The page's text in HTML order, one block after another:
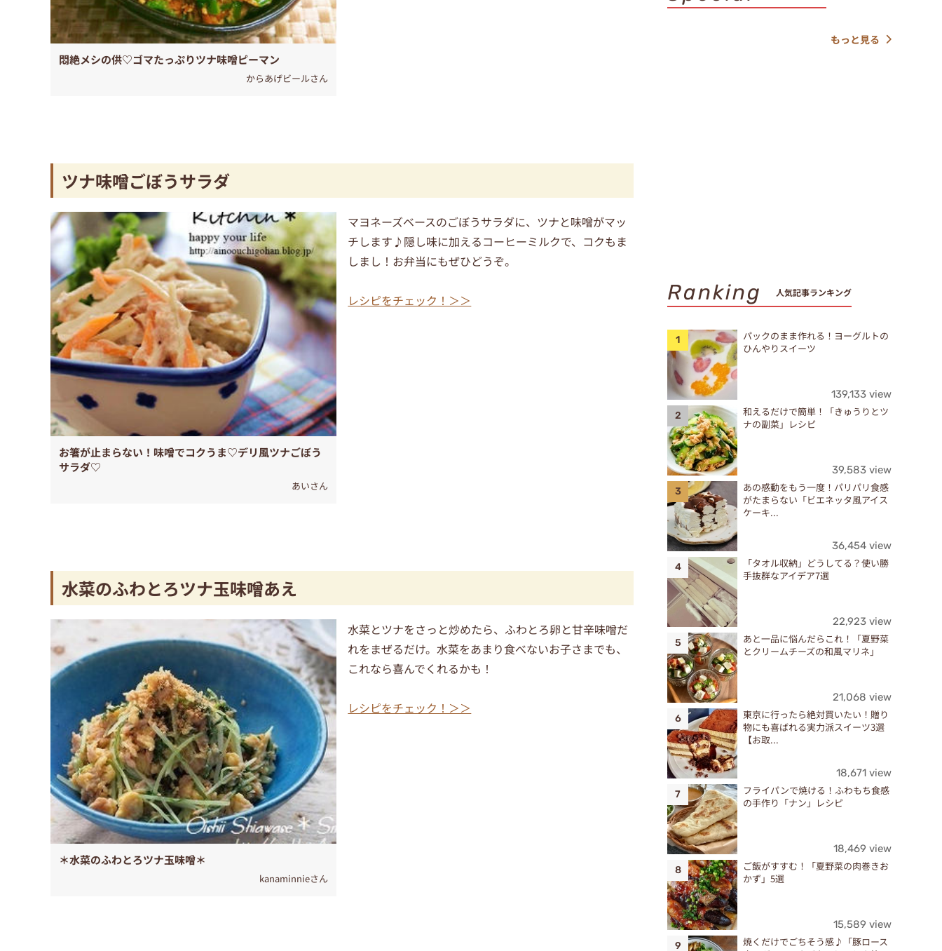
悶絶メシの供♡ゴマたっぷりツナ味噌ピーマン
からあげビールさん
ツナ味噌ごぼうサラダ
お箸が止まらない！味噌でコクうま♡デリ風ツナごぼう
サラダ♡
あいさん
マヨネーズベースのごぼうサラダに、ツナと味噌がマッ
チします♪隠し味に加えるコーヒーミルクで、コクもま
しまし！お弁当にもぜひどうぞ。
レシピをチェック！＞＞
水菜のふわとろツナ玉味噌あえ
＊水菜のふわとろツナ玉味噌＊
kanaminnieさん
水菜とツナをさっと炒めたら、ふわとろ卵と甘辛味噌だ
れをまぜるだけ。水菜をあまり食べないお子さまでも、
これなら喜んでくれるかも！
レシピをチェック！＞＞
もっと見る
Ranking 人気記事ランキング
パックのまま作れる！ヨーグルトの
ひんやりスイーツ
139,133 view
和えるだけで簡単！「きゅうりとツ
ナの副菜」レシピ
39,583 view
あの感動をもう一度！パリパリ食感
がたまらない「ビエネッタ風アイス
ケーキ...
36,454 view
「タオル収納」どうしてる？使い勝
手抜群なアイデア7選
22,923 view
あと一品に悩んだらこれ！「夏野菜
とクリームチーズの和風マリネ」
21,068 view
東京に行ったら絶対買いたい！贈り
物にも喜ばれる実力派スイーツ3選
【お取...
18,671 view
フライパンで焼ける！ふわもち食感
の手作り「ナン」レシピ
18,469 view
ご飯がすすむ！「夏野菜の肉巻きお
かず」5選
15,589 view
焼くだけでごちそう感♪「豚ロース